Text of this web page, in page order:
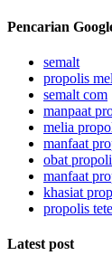
Pencarian
semalt
propolis
semalt com
manpaat
melia
manfaat
obat
manfaat
khasiat
propolis
Latest post